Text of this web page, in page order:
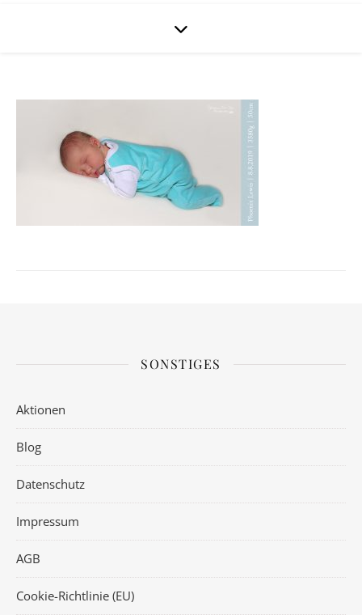
SONSTIGES
Aktionen
Blog
Datenschutz
Impressum
AGB
Cookie-Richtlinie (EU)